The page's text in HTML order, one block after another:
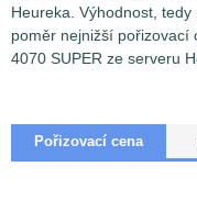
Heureka. Výhodnost,
poměr nejnižší pořizovací
4070 SUPER ze serveru
Pořizovací cena